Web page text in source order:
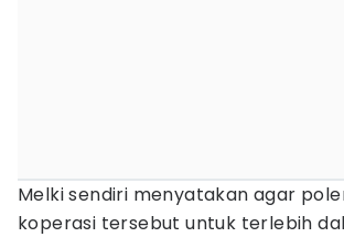
Melki sendiri menyatakan agar
koperasi tersebut untuk terlebih